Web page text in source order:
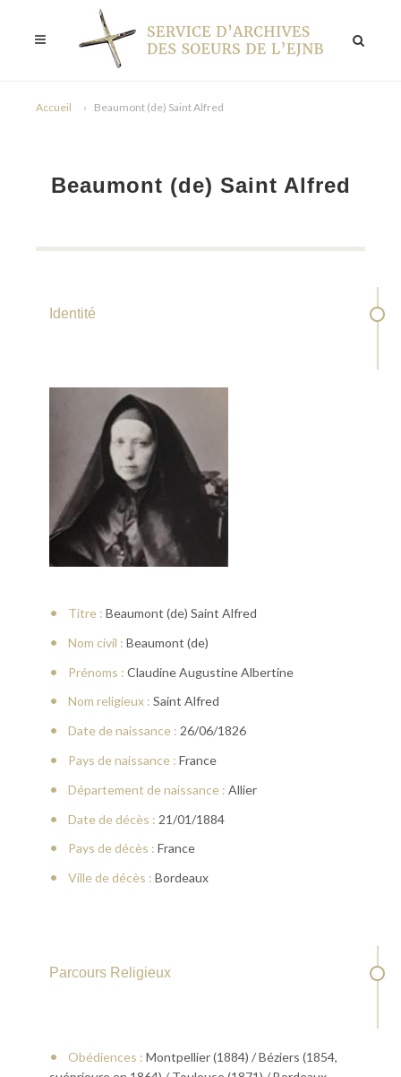
Accueil Beaumont (de) Saint Alfred
Beaumont (de) Saint Alfred
Identité
Titre : Beaumont (de) Saint Alfred
Nom civil : Beaumont (de)
Prénoms : Claudine Augustine Albertine
Nom religieux : Saint Alfred
Date de naissance : 26/06/1826
Pays de naissance : France
Département de naissance : Allier
Date de décès : 21/01/1884
Pays de décès : France
Ville de décès : Bordeaux
Parcours Religieux
Obédiences : Montpellier (1884) / Béziers (1854,